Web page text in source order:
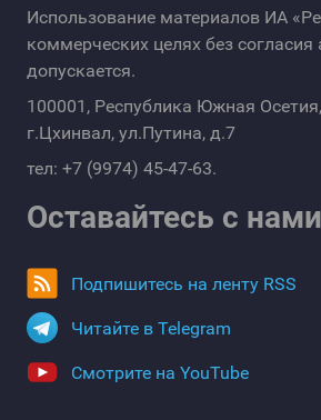
Использование материалов ИА
коммерческих целях без согласия
допускается.
100001, Республика Южная Осетия,
г.Цхинвал, ул.Путина, д.7
тел: +7 (9974) 45-47-63.
Оставайтесь с нами
Подпишитесь на ленту RSS
Читайте в Telegram
Смотрите на YouTube